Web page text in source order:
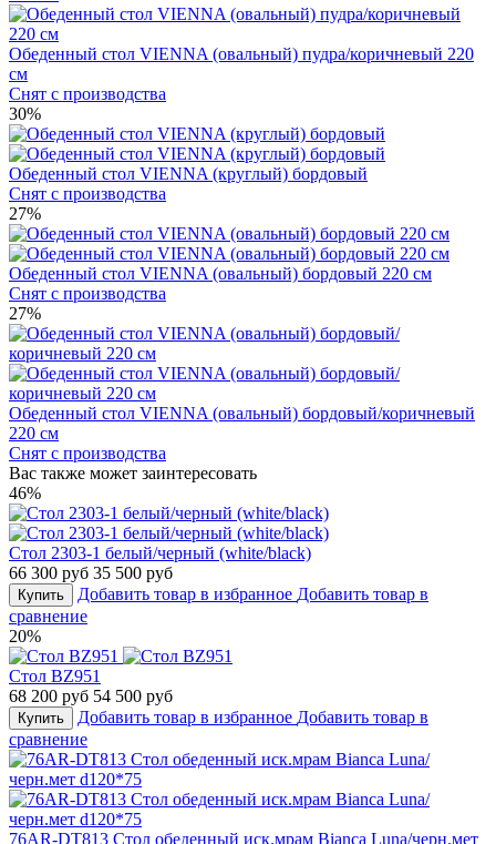
Обеденный стол VIENNA (овальный) пудра/коричневый 220
см
Снят с производства
30%
Обеденный стол VIENNA (круглый) бордовый
Снят с производства
27%
Обеденный стол VIENNA (овальный) бордовый 220 см
Снят с производства
27%
Обеденный стол VIENNA (овальный) бордовый/коричневый
220 см
Снят с производства
Вас также может заинтересовать
46%
Стол 2303-1 белый/черный (white/black)
66 300 руб 35 500 руб
Купить Добавить товар в избранное Добавить товар в
сравнение
20%
Стол BZ951
68 200 руб 54 500 руб
Купить Добавить товар в избранное Добавить товар в
сравнение
76AR-DT813 Стол обеденный иск.мрам Bianca Luna/черн.мет